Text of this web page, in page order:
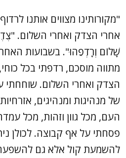
"מקורותינו מצווים אותנו
אחרי הצדק ואחרי השלום.
שָׁלוֹם וְרָדְפֵהוּ". בשבועות
מתווה מוסכם, רדפתי בכל
הצדק ואחרי השלום.
של מנהיגות ומנהיגים,
העם, מכל גוון וזהות, מכל
פסחתי על אף קבוצה. לכולן
להשמעת קול אלא גם